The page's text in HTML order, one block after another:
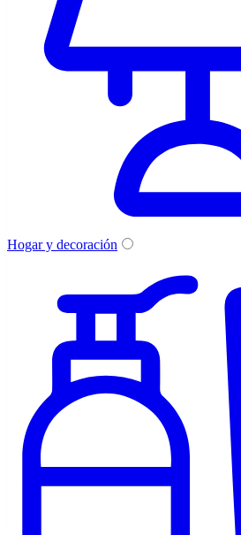
Hogar y decoración